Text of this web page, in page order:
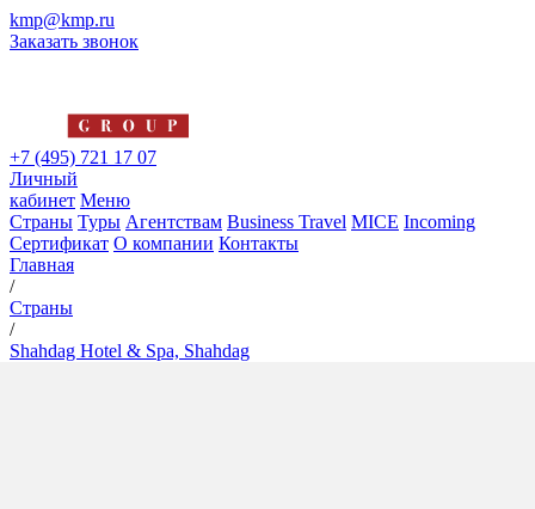
kmp@kmp.ru
Заказать звонок
+7 (495) 721 17 07
Личный
кабинет Меню
Страны Туры Агентствам Business Travel MICE Incoming
Сертификат О компании Контакты
Главная
/
Страны
/
Shahdag Hotel & Spa, Shahdag